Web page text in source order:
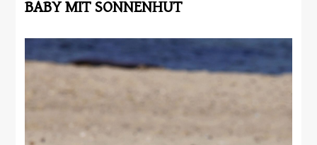
BABY MIT SONNENHUT